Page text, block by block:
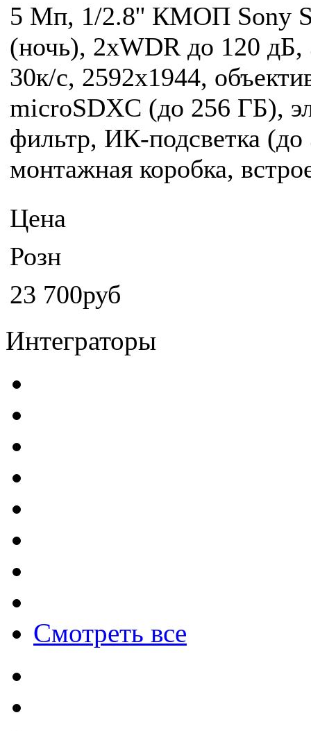
5 Мп, 1/2.8'' КМОП Sony
(ночь), 2xWDR до 120
30к/с, 2592x1944,
microSDXС (до 256 ГБ),
фильтр, ИК-подсветка
монтажная коробка,
Цена
Розн
23 700руб
Интеграторы
Смотреть все